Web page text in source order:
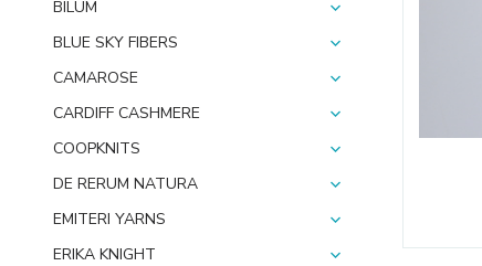
BILUM
BLUE SKY FIBERS
CAMAROSE
CARDIFF CASHMERE
COOPKNITS
DE RERUM NATURA
EMITERI YARNS
ERIKA KNIGHT